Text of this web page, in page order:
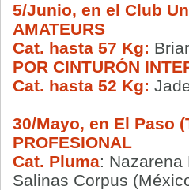
5/Junio, en el Club
AMATEURS
Cat. hasta 57 Kg:
POR CINTURÓN
Cat. hasta 52 Kg:
30/Mayo, en El Paso
PROFESIONAL
Cat. Pluma: Nazarena
Salinas Corpus